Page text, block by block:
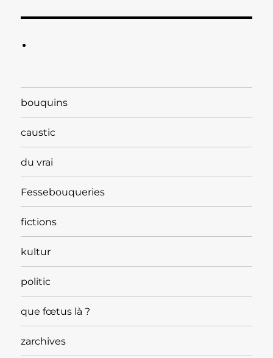
bouquins
caustic
du vrai
Fessebouqueries
fictions
kultur
politic
que fœtus là ?
zarchives